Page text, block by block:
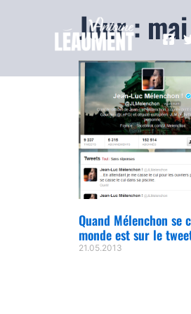
Jour :
Quand Mélenchon se
monde est sur le
21.05.2013